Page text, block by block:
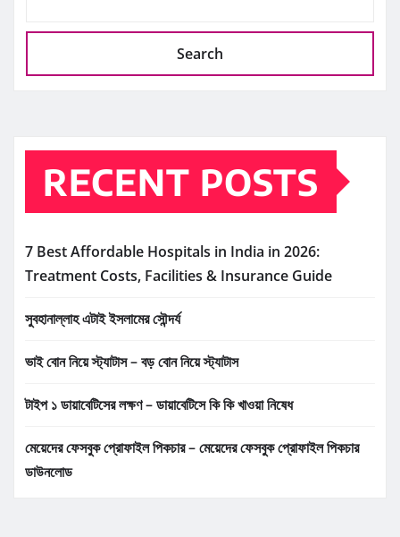
Search
RECENT POSTS
7 Best Affordable Hospitals in India in 2026:
Treatment Costs, Facilities & Insurance Guide
সুবহানাল্লাহ এটাই ইসলামের সৌন্দর্য
ভাই বোন নিয়ে স্ট্যাটাস – বড় বোন নিয়ে স্ট্যাটাস
টাইপ ১ ডায়াবেটিসের লক্ষণ – ডায়াবেটিসে কি কি খাওয়া নিষেধ
মেয়েদের ফেসবুক প্রোফাইল পিকচার – মেয়েদের ফেসবুক প্রোফাইল পিকচার
ডাউনলোড